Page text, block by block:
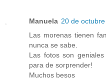
Manuela 20 de
Las morenas tienen
nunca se sabe.
Las fotos son
para de sorprender!
Muchos besos